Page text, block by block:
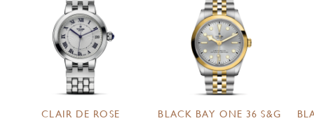
CLAIR DE ROSE
BLACK BAY ONE 36 S&G